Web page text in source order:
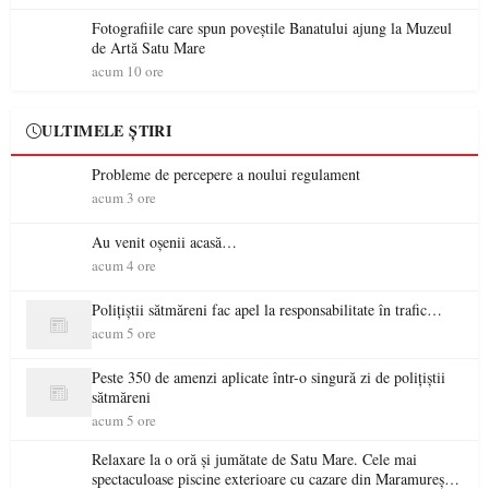
Fotografiile care spun poveștile Banatului ajung la Muzeul
de Artă Satu Mare
acum 10 ore
ULTIMELE ȘTIRI
Probleme de percepere a noului regulament
acum 3 ore
Au venit oșenii acasă…
acum 4 ore
Polițiștii sătmăreni fac apel la responsabilitate în trafic…
acum 5 ore
Peste 350 de amenzi aplicate într-o singură zi de polițiștii
sătmăreni
acum 5 ore
Relaxare la o oră și jumătate de Satu Mare. Cele mai
spectaculoase piscine exterioare cu cazare din Maramureș,